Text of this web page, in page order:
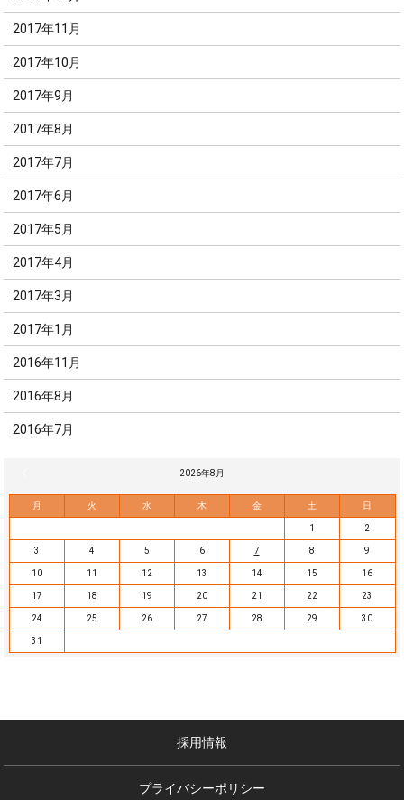
2017年11月
2017年10月
2017年9月
2017年8月
2017年7月
2017年6月
2017年5月
2017年4月
2017年3月
2017年1月
2016年11月
2016年8月
2016年7月
2026年8月
月 火 水 木 金 土 日
1 2
3 4 5 6 7 8 9
10 11 12 13 14 15 16
17 18 19 20 21 22 23
24 25 26 27 28 29 30
31
採用情報
プライバシーポリシー